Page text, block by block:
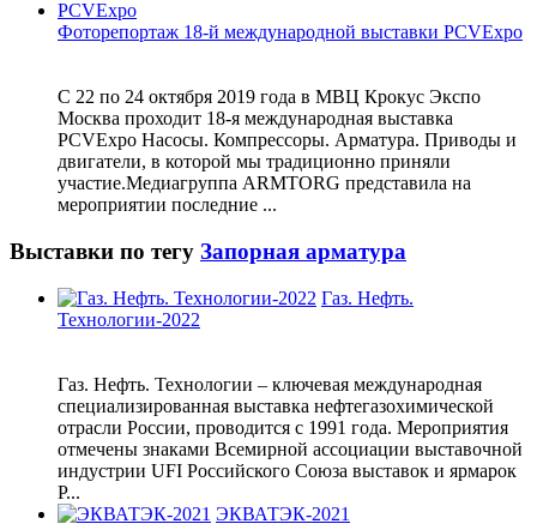
Фоторепортаж 18-й международной выставки PCVExpo
С 22 по 24 октября 2019 года в МВЦ Крокус Экспо
Москва проходит 18-я международная выставка
PCVExpo Насосы. Компрессоры. Арматура. Приводы и
двигатели, в которой мы традиционно приняли
участие.Медиагруппа ARMTORG представила на
мероприятии последние ...
Выставки по тегу Запорная арматура
Газ. Нефть.
Технологии-2022
Газ. Нефть. Технологии – ключевая международная
специализированная выставка нефтегазохимической
отрасли России, проводится с 1991 года. Мероприятия
отмечены знаками Всемирной ассоциации выставочной
индустрии UFI Российского Союза выставок и ярмарок
Р...
ЭКВАТЭК-2021